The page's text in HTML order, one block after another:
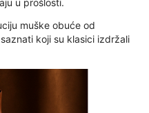
muške obuće od
koji su klasici izdržali